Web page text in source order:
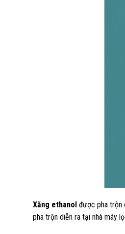
Xăng ethanol được pha trộn
pha trộn diễn ra tại nhà máy